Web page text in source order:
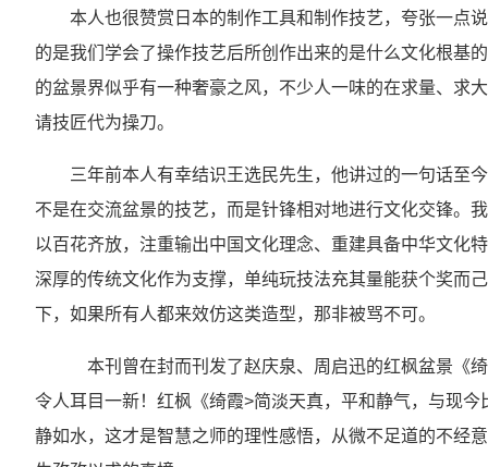
本人也很赞赏日本的制作工具和制作技艺，夸张一点
的是我们学会了操作技艺后所创作出来的是什么文化根基
的盆景界似乎有一种奢豪之风，不少人一味的在求量、求
请技匠代为操刀。
三年前本人有幸结识王选民先生，他讲过的一句话
不是在交流盆景的技艺，而是针锋相对地进行文化交锋。
以百花齐放，注重输出中国文化理念、重建具备中华文化
深厚的传统文化作为支撑，单纯玩技法充其量能获个奖而
下，如果所有人都来效仿这类造型，那非被骂不可。
本刊曾在封而刊发了赵庆泉、周启迅的红枫盆景《
令人耳目一新！红枫《绮霞>简淡天真，平和静气，与现
静如水，这才是智慧之师的理性感悟，从微不足道的不经